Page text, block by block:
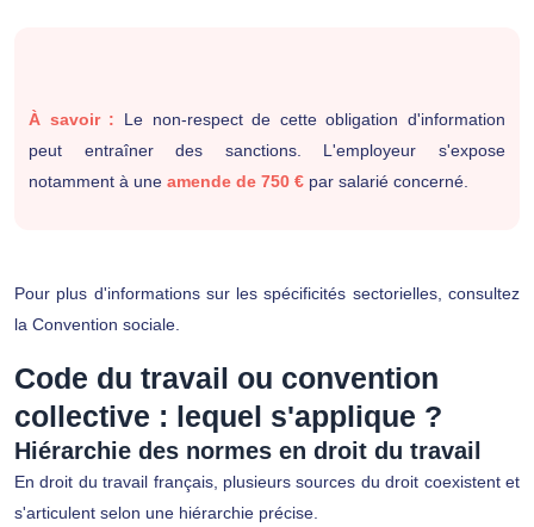
À savoir : Le non-respect de cette obligation d'information
peut entraîner des sanctions. L'employeur s'expose
notamment à une amende de 750 € par salarié concerné.
Pour plus d'informations sur les spécificités sectorielles, consultez
la Convention sociale
Code du travail ou convention
collective : lequel s'applique ?
Hiérarchie des normes en droit du travail
En droit du travail français, plusieurs sources du droit coexistent et
s'articulent selon une hiérarchie précise.